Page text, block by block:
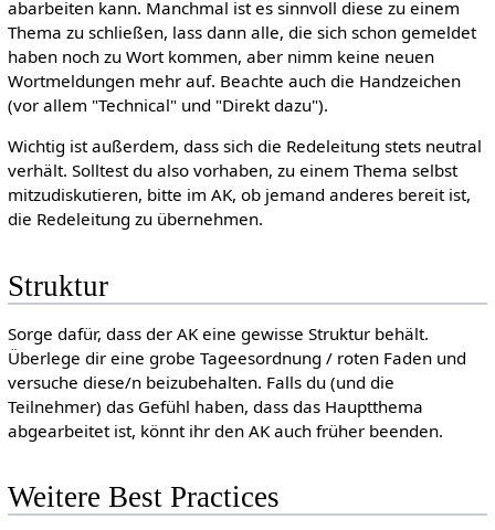
abarbeiten kann. Manchmal ist es sinnvoll diese zu einem
Thema zu schließen, lass dann alle, die sich schon gemeldet
haben noch zu Wort kommen, aber nimm keine neuen
Wortmeldungen mehr auf. Beachte auch die Handzeichen
(vor allem "Technical" und "Direkt dazu").
Wichtig ist außerdem, dass sich die Redeleitung stets neutral
verhält. Solltest du also vorhaben, zu einem Thema selbst
mitzudiskutieren, bitte im AK, ob jemand anderes bereit ist,
die Redeleitung zu übernehmen.
Struktur
Sorge dafür, dass der AK eine gewisse Struktur behält.
Überlege dir eine grobe Tageesordnung / roten Faden und
versuche diese/n beizubehalten. Falls du (und die
Teilnehmer) das Gefühl haben, dass das Hauptthema
abgearbeitet ist, könnt ihr den AK auch früher beenden.
Weitere Best Practices